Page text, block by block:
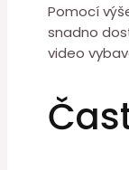
Pomocí
snadno
video